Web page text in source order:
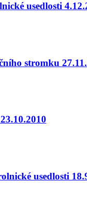
usedlosti
stromku
usedlosti